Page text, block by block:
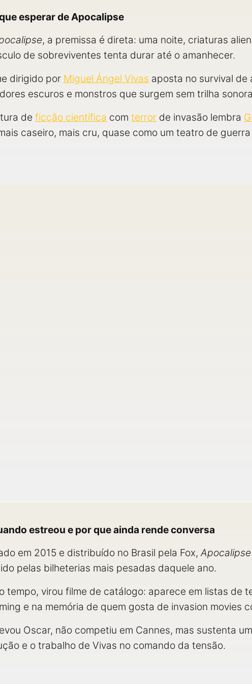
esperar de Apocalipse
, a premissa é direta: uma noite, criaturas
de sobreviventes tenta durar até o amanhecer.
dirigido por Miguel Ángel Vivas aposta no survival
escuros e monstros que surgem sem trilha
de ficção científica com terror de invasão lembra
caseiro, mais cru, quase como um teatro de
estreou e por que ainda rende conversa
em 2015 e distribuído no Brasil pela Fox,Apocalipse
pelas bilheterias mais pesadas daquele ano.
tempo, virou filme de catálogo: aparece em listas de
e na memória de quem gosta de invasion movies
Oscar, não competiu em Cannes, mas sustenta
e o trabalho de Vivas no comando da tensão.